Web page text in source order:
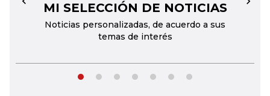
MI SELECCIÓN DE NOTICIAS
Noticias personalizadas, de acuerdo a sus
temas de interés
← →